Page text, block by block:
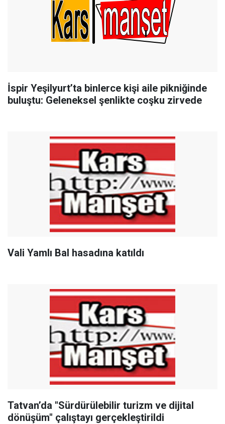
İspir Yeşilyurt’ta binlerce kişi aile pikniğinde
buluştu: Geleneksel şenlikte coşku zirvede
Vali Yamlı Bal hasadına katıldı
Tatvan’da "Sürdürülebilir turizm ve dijital
dönüşüm" çalıştayı gerçekleştirildi